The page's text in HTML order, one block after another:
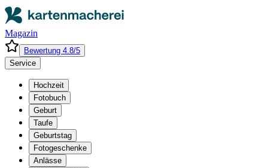
Magazin
Bewertung 4.8/5
Service
Hochzeit
Fotobuch
Geburt
Taufe
Geburtstag
Fotogeschenke
Anlässe